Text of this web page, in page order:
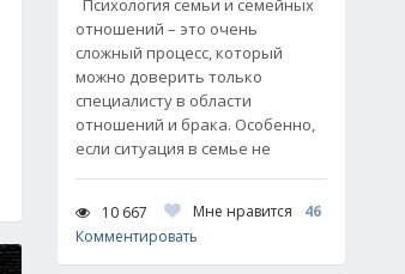
Психология семьи и семейных
отношений – это очень
сложный процесс, который
можно доверить только
специалисту в области
отношений и брака. Особенно,
если ситуация в семье не
10 667 Мне нравится
46
Комментировать